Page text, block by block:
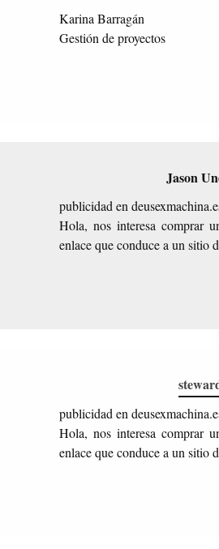
Karina Barragán
Gestión de proyectos
Jason
publicidad en
Hola, nos interesa comprar
enlace que conduce a un sitio
publicidad en
Hola, nos interesa comprar
enlace que conduce a un sitio